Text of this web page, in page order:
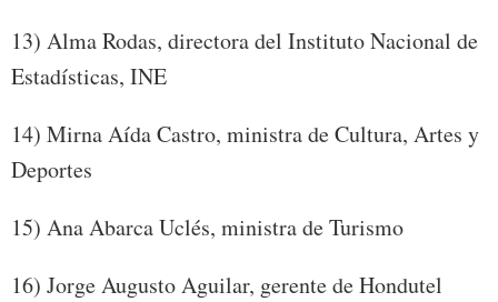
13) Alma Rodas, directora del Instituto Nacional de
Estadísticas, INE
14) Mirna Aída Castro, ministra de Cultura, Artes y
Deportes
15) Ana Abarca Uclés, ministra de Turismo
16) Jorge Augusto Aguilar, gerente de Hondutel